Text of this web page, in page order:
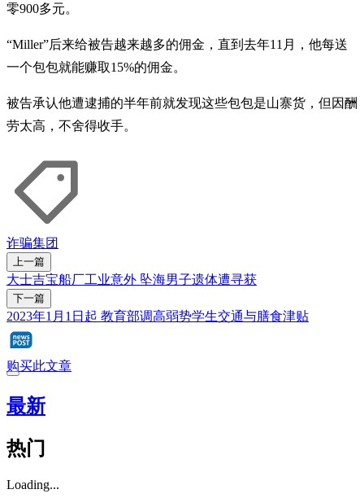
零900多元。
“Miller”后来给被告越来越多的佣金，直到去年11月，他每送
一个包包就能赚取15%的佣金。
被告承认他遭逮捕的半年前就发现这些包包是山寨货，但因酬
劳太高，不舍得收手。
诈骗集团
上一篇
大士吉宝船厂工业意外 坠海男子遗体遭寻获
下一篇
2023年1月1日起 教育部调高弱势学生交通与膳食津贴
购买此文章
最新
热门
Loading...